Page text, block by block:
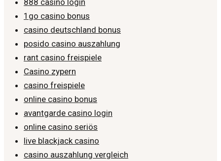
888 casino login
1go casino bonus
casino deutschland bonus
posido casino auszahlung
rant casino freispiele
Casino zypern
casino freispiele
online casino bonus
avantgarde casino login
online casino seriös
live blackjack casino
casino auszahlung vergleich